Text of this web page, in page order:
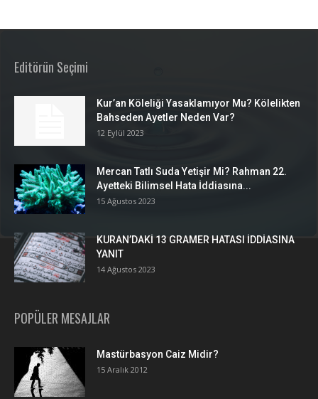
Editörün Seçimi
Kur’an Köleliği Yasaklamıyor Mu? Kölelikten
Bahseden Ayetler Neden Var?
12 Eylül 2023
Mercan Tatlı Suda Yetişir Mi? Rahman 22.
Ayetteki Bilimsel Hata İddiasına...
15 Ağustos 2023
KURAN’DAKİ 13 GRAMER HATASI İDDİASINA
YANIT
14 Ağustos 2023
POPÜLER MESAJLAR
Mastürbasyon Caiz Midir?
15 Aralık 2012